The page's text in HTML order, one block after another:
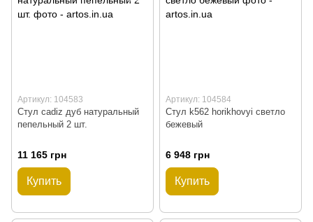
Артикул: 104583
Стул cadiz дуб натуральный
пепельный 2 шт.
11 165 грн
Купить
Артикул: 104584
Стул k562 horikhovyi светло
бежевый
6 948 грн
Купить